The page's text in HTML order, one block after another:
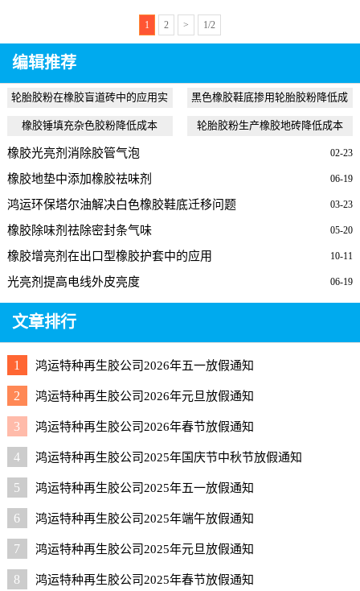
1 2 > 1/2
编辑推荐
轮胎胶粉在橡胶盲道砖中的应用实
例
黑色橡胶鞋底掺用轮胎胶粉降低成
本
橡胶锤填充杂色胶粉降低成本 轮胎胶粉生产橡胶地砖降低成本
02-23
橡胶光亮剂消除胶管气泡
06-19
橡胶地垫中添加橡胶祛味剂
03-23
鸿运环保塔尔油解决白色橡胶鞋底迁移问题
05-20
橡胶除味剂祛除密封条气味
10-11
橡胶增亮剂在出口型橡胶护套中的应用
06-19
光亮剂提高电线外皮亮度
文章排行
1 鸿运特种再生胶公司2026年五一放假通知
2 鸿运特种再生胶公司2026年元旦放假通知
3 鸿运特种再生胶公司2026年春节放假通知
4 鸿运特种再生胶公司2025年国庆节中秋节放假通知
5 鸿运特种再生胶公司2025年五一放假通知
6 鸿运特种再生胶公司2025年端午放假通知
7 鸿运特种再生胶公司2025年元旦放假通知
8 鸿运特种再生胶公司2025年春节放假通知